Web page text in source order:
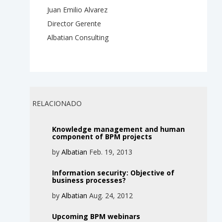
Juan Emilio Alvarez
Director Gerente
Albatian Consulting
RELACIONADO
Knowledge management and human
component of BPM projects
by Albatian Feb. 19, 2013
Information security: Objective of
business processes?
by Albatian Aug. 24, 2012
Upcoming BPM webinars